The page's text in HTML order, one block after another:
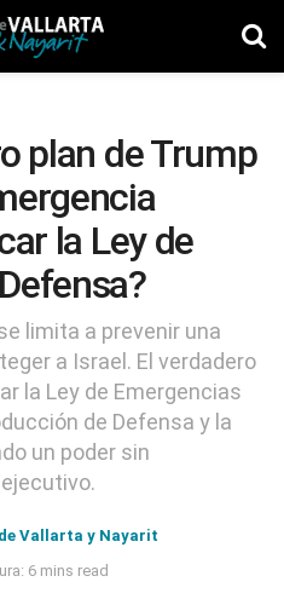
plan de Trump
la Ley de
limita a prevenir una
a Israel. El verdadero
la Ley de Emergencias
de Defensa y la
un poder sin
Vallarta y Nayarit
6 mins read